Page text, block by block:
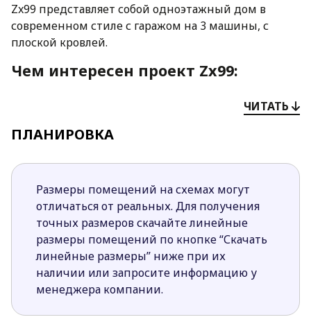
Zx99 представляет собой одноэтажный дом в
современном стиле с гаражом на 3 машины, с
плоской кровлей.
Чем интересен проект Zx99:
Строение в форме буквы L и современный
экстерьер с панорамным остеклением делают
дом стильным и респектабельным. Такой дом
Нетипичная планировка удобна,
функциональна и подразумевает четкое
разделение площади на приватную часть и
дневную зону.
За счет панорамного остекления практически
все помещения прекрасно освещены дневным
светом с утра до захода солнца.
Возле удобной кухни предусмотрена
небольшая кладовая для хранения запасов
продуктов.
ЧИТАТЬ
ПЛАНИРОВКА
Размеры помещений на схемах могут
отличаться от реальных. Для получения
точных размеров скачайте линейные
размеры помещений по кнопке “Скачать
линейные размеры” ниже при их
наличии или запросите информацию у
менеджера компании.